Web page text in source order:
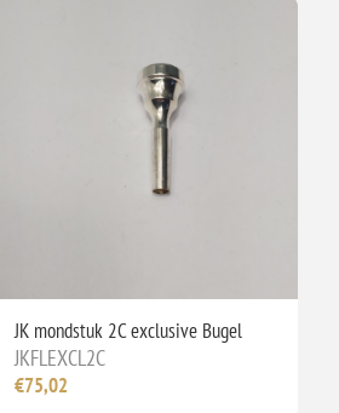
JK mondstuk 2C exclusive Bugel
JKFLEXCL2C
€75,02